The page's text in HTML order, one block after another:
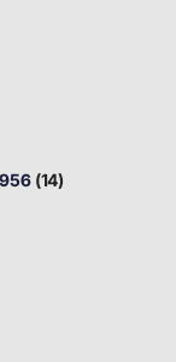
(14)